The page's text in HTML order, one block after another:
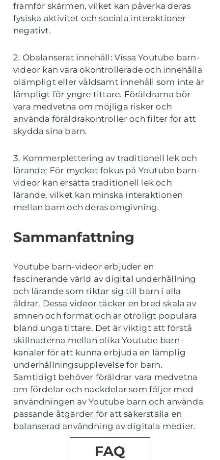
framför skärmen, vilket kan påverka deras
fysiska aktivitet och sociala interaktioner
negativt.
2. Obalanserat innehåll: Vissa Youtube barn-
videor kan vara okontrollerade och innehålla
olämpligt eller våldsamt innehåll som inte är
lämpligt för yngre tittare. Föräldrarna bör
vara medvetna om möjliga risker och
använda föräldrakontroller och filter för att
skydda sina barn.
3. Kommerplettering av traditionell lek och
lärande: För mycket fokus på Youtube barn-
videor kan ersätta traditionell lek och
lärande, vilket kan minska interaktionen
mellan barn och deras omgivning.
Sammanfattning
Youtube barn-videor erbjuder en
fascinerande värld av digital underhållning
och lärande som riktar sig till barn i alla
åldrar. Dessa videor täcker en bred skala av
ämnen och format och är otroligt populära
bland unga tittare. Det är viktigt att förstå
skillnaderna mellan olika Youtube barn-
kanaler för att kunna erbjuda en lämplig
underhållningsupplevelse för barn.
Samtidigt behöver föräldrar vara medvetna
om fördelar och nackdelar som följer med
användningen av Youtube barn och använda
passande åtgärder för att säkerställa en
balanserad användning av digitala medier.
FAQ